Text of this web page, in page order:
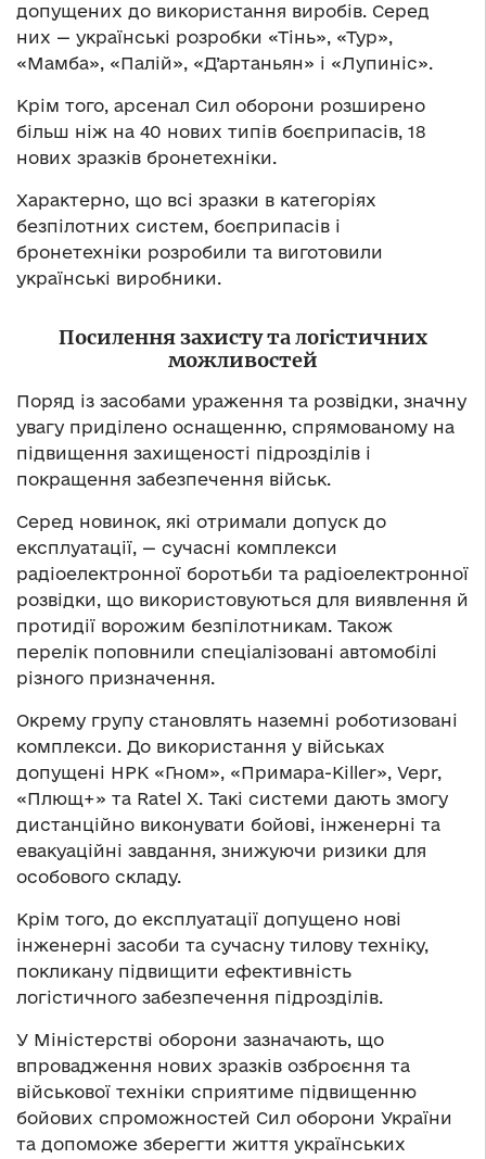
допущених до використання виробів. Серед
них — українські розробки «Тінь», «Тур»,
«Мамба», «Палій», «Д’артаньян» і «Лупиніс».
Крім того, арсенал Сил оборони розширено
більш ніж на 40 нових типів боєприпасів, 18
нових зразків бронетехніки.
Характерно, що всі зразки в категоріях
безпілотних систем, боєприпасів і
бронетехніки розробили та виготовили
українські виробники.
Посилення захисту та логістичних
можливостей
Поряд із засобами ураження та розвідки, значну
увагу приділено оснащенню, спрямованому на
підвищення захищеності підрозділів і
покращення забезпечення військ.
Серед новинок, які отримали допуск до
експлуатації, — сучасні комплекси
радіоелектронної боротьби та радіоелектронної
розвідки, що використовуються для виявлення й
протидії ворожим безпілотникам. Також
перелік поповнили спеціалізовані автомобілі
різного призначення.
Окрему групу становлять наземні роботизовані
комплекси. До використання у військах
допущені НРК «Гном», «Примара-Killer», Vepr,
«Плющ+» та Ratel X. Такі системи дають змогу
дистанційно виконувати бойові, інженерні та
евакуаційні завдання, знижуючи ризики для
особового складу.
Крім того, до експлуатації допущено нові
інженерні засоби та сучасну тилову техніку,
покликану підвищити ефективність
логістичного забезпечення підрозділів.
У Міністерстві оборони зазначають, що
впровадження нових зразків озброєння та
військової техніки сприятиме підвищенню
бойових спроможностей Сил оборони України
та допоможе зберегти життя українських